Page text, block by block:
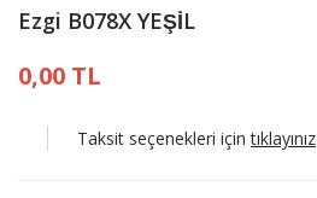
Ezgi B078X YEŞİL
0,00 TL
Taksit seçenekleri içintıklayınız